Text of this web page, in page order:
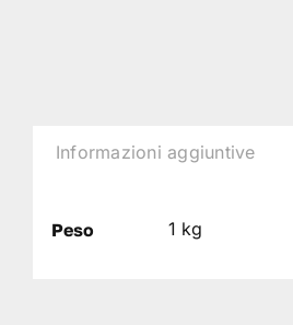
Informazioni aggiuntive
Peso 1 kg